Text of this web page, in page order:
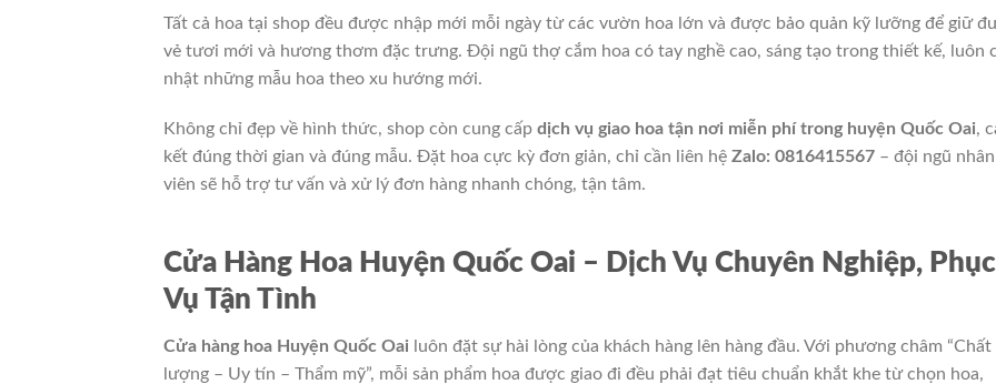
Tất cả hoa tại shop đều được nhập mới mỗi ngày từ các vườn hoa lớn và được bảo quản kỹ lưỡng để giữ
vẻ tươi mới và hương thơm đặc trưng. Đội ngũ thợ cắm hoa có tay nghề cao, sáng tạo trong thiết kế, luôn
nhật những mẫu hoa theo xu hướng mới.
Không chỉ đẹp về hình thức, shop còn cung cấp dịch vụ giao hoa tận nơi miễn phí trong huyện Quốc Oai,
kết đúng thời gian và đúng mẫu. Đặt hoa cực kỳ đơn giản, chỉ cần liên hệ Zalo: 0816415567 – đội ngũ nhân
viên sẽ hỗ trợ tư vấn và xử lý đơn hàng nhanh chóng, tận tâm.
Cửa Hàng Hoa Huyện Quốc Oai – Dịch Vụ Chuyên Nghiệp, Phục
Vụ Tận Tình
Cửa hàng hoa Huyện Quốc Oai luôn đặt sự hài lòng của khách hàng lên hàng đầu. Với phương châm “Chất
lượng – Uy tín – Thẩm mỹ”, mỗi sản phẩm hoa được giao đi đều phải đạt tiêu chuẩn khắt khe từ chọn hoa,